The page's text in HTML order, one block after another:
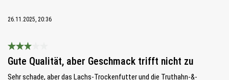
26.11.2025, 20:36
Gute Qualität, aber Geschmack trifft nicht zu
Sehr schade, aber das Lachs-Trockenfutter und die Truthahn-&-